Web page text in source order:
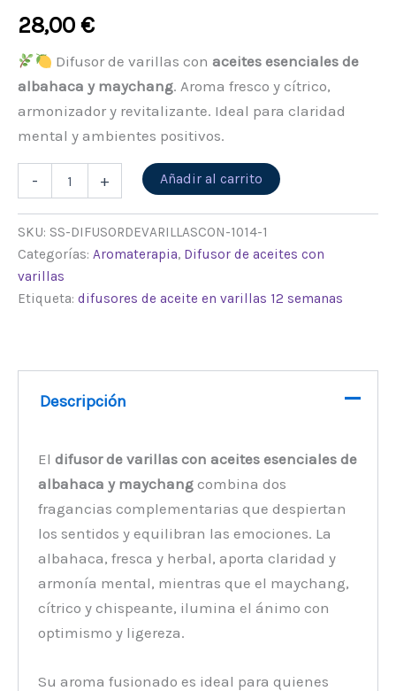
28,00 €
Difusor de varillas con aceites esenciales de
albahaca y maychang. Aroma fresco y cítrico,
armonizador y revitalizante. Ideal para claridad
mental y ambientes positivos.
- + Añadir al carrito
SKU: SS-DIFUSORDEVARILLASCON-1014-1
Categorías: Aromaterapia, Difusor de aceites con
varillas
Etiqueta: difusores de aceite en varillas 12 semanas
Descripción
Eldifusor de varillas con aceites esenciales de
albahaca y maychang combina dos
fragancias complementarias que despiertan
los sentidos y equilibran las emociones. La
albahaca, fresca y herbal, aporta claridad y
armonía mental, mientras que el maychang,
cítrico y chispeante, ilumina el ánimo con
optimismo y ligereza.
Su aroma fusionado es ideal para quienes